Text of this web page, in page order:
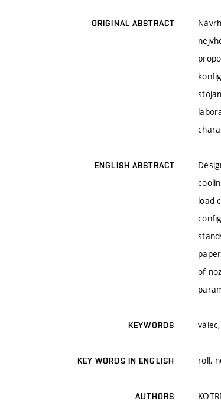
ORIGINAL ABSTRACT
ENGLISH ABSTRACT
load
of
KEYWORDS
KEY WORDS IN ENGLISH roll,
AUTHORS